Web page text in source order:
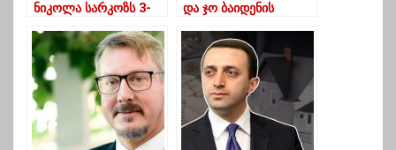
ნიკოლა სარკოზს 3-
მიუსაჯა
და ჯო ბაიდენის
სავარაუდოდ,
შვეიცარიაში
გაიმართება